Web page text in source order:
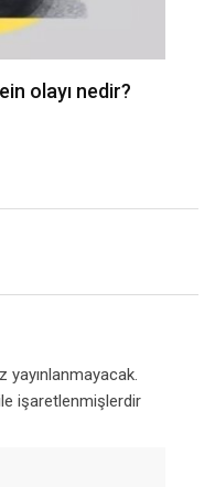
olayı nedir?
yayınlanmayacak.
işaretlenmişlerdir